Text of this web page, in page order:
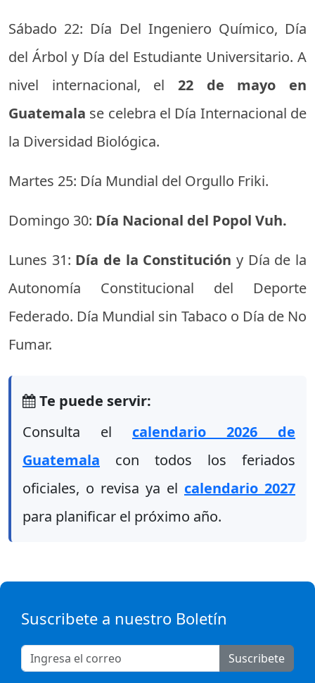
Sábado 22: Día Del Ingeniero Químico, Día
del Árbol y Día del Estudiante Universitario. A
nivel internacional, el 22 de mayo en
Guatemala se celebra el Día Internacional de
la Diversidad Biológica.
Martes 25: Día Mundial del Orgullo Friki.
Domingo 30: Día Nacional del Popol Vuh.
Lunes 31: Día de la Constitución y Día de la
Autonomía Constitucional del Deporte
Federado. Día Mundial sin Tabaco o Día de No
Fumar.
Te puede servir:
Consulta el calendario 2026 de
Guatemala con todos los feriados
oficiales, o revisa ya el calendario 2027
para planificar el próximo año.
Suscribete a nuestro Boletín
Suscribete